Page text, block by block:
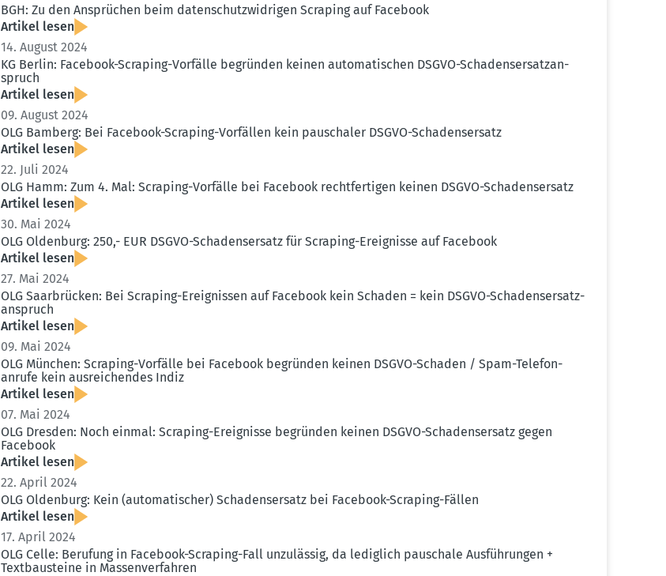
BGH: Zu den Ansprüchen beim daten­schutz­wid­rigen Scraping auf Facebook
Artikel lesen
14. August 2024
KG Berlin: Facebook-Scraping-Vorfälle begründen keinen automa­ti­schen DSGVO-Schadens­er­satz­an­
spruch
Artikel lesen
09. August 2024
OLG Bamberg: Bei Facebook-Scraping-Vorfällen kein pauschaler DSGVO-Schadens­ersatz
Artikel lesen
22. Juli 2024
OLG Hamm: Zum 4. Mal: Scraping-Vorfälle bei Facebook recht­fer­tigen keinen DSGVO-Schadens­ersatz
Artikel lesen
30. Mai 2024
OLG Oldenburg: 250,- EUR DSGVO-Schadens­ersatz für Scraping-Ereig­nisse auf Facebook
Artikel lesen
27. Mai 2024
OLG Saarbrücken: Bei Scraping-Ereig­nissen auf Facebook kein Schaden = kein DSGVO-Schadens­er­satz­
an­spruch
Artikel lesen
09. Mai 2024
OLG München: Scraping-Vorfälle bei Facebook begründen keinen DSGVO-Schaden / Spam-Telefon­
anrufe kein ausrei­chendes Indiz
Artikel lesen
07. Mai 2024
OLG Dresden: Noch einmal: Scraping-Ereig­nisse begründen keinen DSGVO-Schadens­ersatz gegen
Facebook
Artikel lesen
22. April 2024
OLG Oldenburg: Kein (automa­ti­scher) Schadens­ersatz bei Facebook-Scraping-Fällen
Artikel lesen
17. April 2024
OLG Celle: Berufung in Facebook-Scraping-Fall unzulässig, da lediglich pauschale Ausfüh­rungen +
Textbau­steine in Massen­ver­fahren